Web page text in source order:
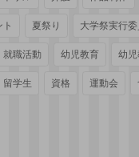
夏祭り 大学祭実行
就職活動 幼児教育 幼
留学生 資格 運動会